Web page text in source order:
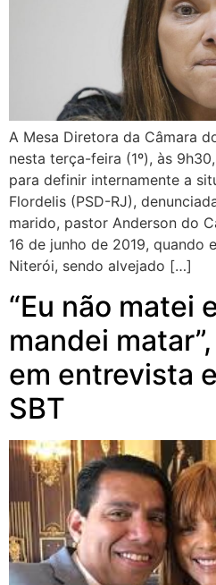
A Mesa Diretora da Câmara
nesta terça-feira (1º), às
para definir internamente a
Flordelis (PSD-RJ),
marido, pastor Anderson do
16 de junho de 2019, quando
Niterói, sendo alvejado […]
“Eu não matei
mandei
em entrevista
SBT